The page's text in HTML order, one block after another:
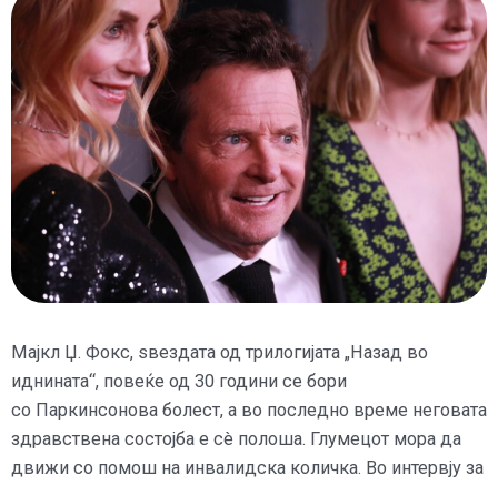
Мајкл Џ. Фокс, ѕвездата од трилогијата „Назад во
иднината“, повеќе од 30 години се бори
со Паркинсонова болест, а во последно време неговата
здравствена состојба е сè полоша. Глумецот мора да
движи со помош на инвалидска количка. Во интервју за